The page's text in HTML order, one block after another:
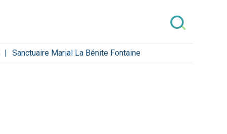
Sanctuaire Marial La Bénite Fontaine